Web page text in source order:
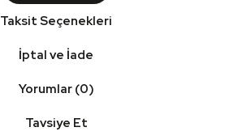
Taksit Seçenekleri
İptal ve İade
Yorumlar (0)
Tavsiye Et